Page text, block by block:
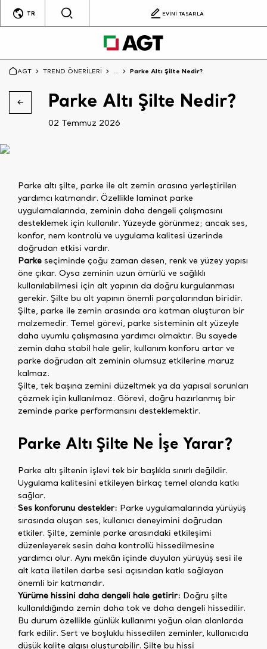
TR EVİNİ TASARLA
AGT TREND ÖNERİLERİ ... Parke Altı Şilte Nedir?
Parke Altı Şilte Nedir?
02 Temmuz 2026
Parke altı şilte, parke ile alt zemin arasına yerleştirilen
yardımcı katmandır. Özellikle laminat parke
uygulamalarında, zeminin daha dengeli çalışmasını
desteklemek için kullanılır. Yüzeyde görünmez; ancak ses,
konfor, nem kontrolü ve uygulama kalitesi üzerinde
doğrudan etkisi vardır.
Parke seçiminde çoğu zaman desen, renk ve yüzey yapısı
öne çıkar. Oysa zeminin uzun ömürlü ve sağlıklı
kullanılabilmesi için alt yapının da doğru kurgulanması
gerekir. Şilte bu alt yapının önemli parçalarından biridir.
Şilte, parke ile zemin arasında ara katman oluşturan bir
malzemedir. Temel görevi, parke sisteminin alt yüzeyle
daha uyumlu çalışmasına yardımcı olmaktır. Bu sayede
zemin daha stabil hale gelir, kullanım konforu artar ve
parke doğrudan alt zeminin olumsuz etkilerine maruz
kalmaz.
Şilte, tek başına zemini düzeltmek ya da yapısal sorunları
çözmek için kullanılmaz. Görevi, doğru hazırlanmış bir
zeminde parke performansını desteklemektir.
Parke Altı Şilte Ne İşe Yarar?
Parke altı şiltenin işlevi tek bir başlıkla sınırlı değildir.
Uygulama kalitesini etkileyen birkaç temel alanda katkı
sağlar.
Ses konforunu destekler: Parke uygulamalarında yürüyüş
sırasında oluşan ses, kullanıcı deneyimini doğrudan
etkiler. Şilte, zeminle parke arasındaki etkileşimi
düzenleyerek sesin daha kontrollü hissedilmesine
yardımcı olur. Aynı mekân içinde duyulan yürüyüş sesi ile
alt kata iletilen darbe sesi açısından katkı sağlayan
önemli bir katmandır.
Yürüme hissini daha dengeli hale getirir: Doğru şilte
kullanıldığında zemin daha tok ve daha dengeli hissedilir.
Bu durum özellikle günlük kullanımı yoğun olan alanlarda
fark edilir. Sert ve boşluklu hissedilen zeminler, kullanıcıda
düşük kalite algısı oluşturabilir. Şilte bu hissi